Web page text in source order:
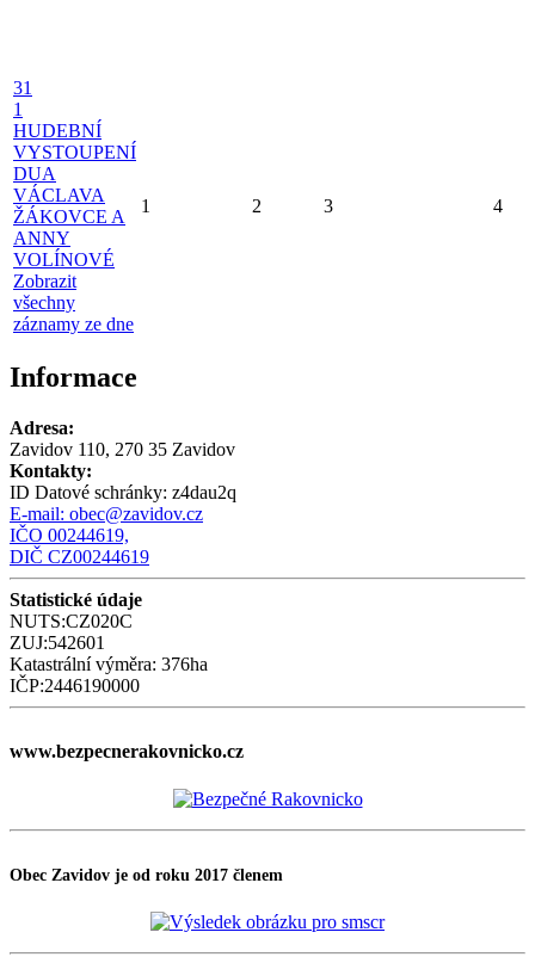
31
1
HUDEBNÍ
VYSTOUPENÍ
DUA
VÁCLAVA
ŽÁKOVCE A
ANNY
VOLÍNOVÉ
Zobrazit
všechny
záznamy ze dne
1 2 3 4
Informace
Adresa:
Zavidov 110, 270 35 Zavidov
Kontakty:
ID Datové schránky: z4dau2q
E-mail: obec@zavidov.cz
IČO 00244619,
DIČ CZ00244619
Statistické údaje
NUTS:CZ020C
ZUJ:542601
Katastrální výměra: 376ha
IČP:2446190000
www.bezpecnerakovnicko.cz
Obec Zavidov je od roku 2017 členem